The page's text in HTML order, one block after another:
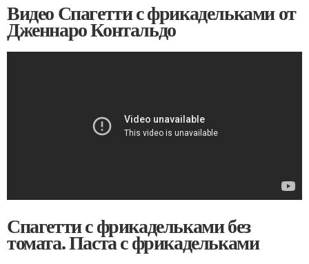
Видео Спагетти с фрикадельками от
Дженнаро Контальдо
Спагетти с фрикадельками без
томата. Паста с фрикадельками